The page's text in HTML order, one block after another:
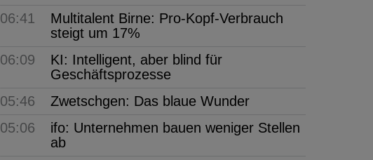
06:41
Multitalent Birne: Pro-Kopf-Verbrauch
steigt um 17%
06:09
KI: Intelligent, aber blind für
Geschäftsprozesse
05:46
Zwetschgen: Das blaue Wunder
05:06
ifo: Unternehmen bauen weniger Stellen
ab